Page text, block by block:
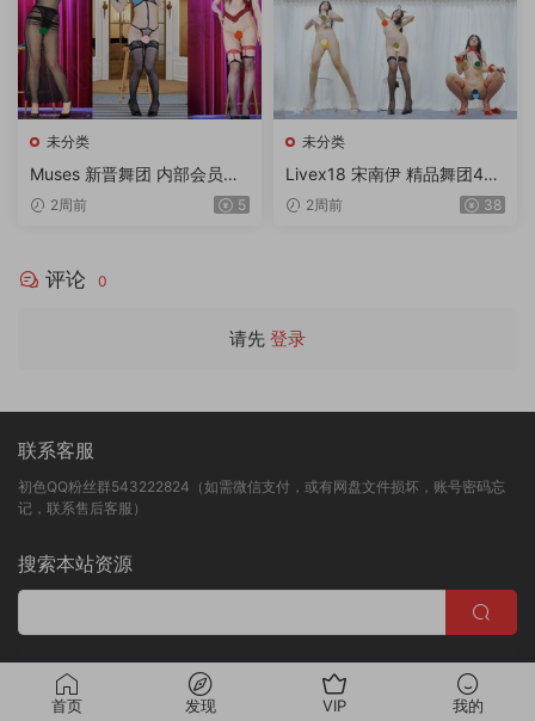
未分类
Muses 新晋舞团 内部会员流
出版合集 第20260716期 6V/
2周前 5
未分类
Livex18 宋南伊 精品舞团4K
画质独家破解专版 第2期 20
2周前 38
评论 0
请先 登录
联系客服
初色QQ粉丝群543222824（如需微信支付，或有网盘文件损坏，账号密码忘
记，联系售后客服）
搜索本站资源
版权归初色映像所有
首页 发现 VIP 我的